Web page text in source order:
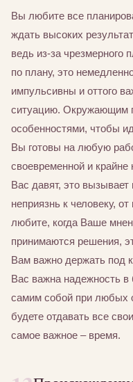
Вы любите все
ждать высоких
ведь из-за чрезмерного
по плану, это
импульсивны и оттого
ситуацию. Окружающим
особенностями, чтобы
Вы готовы на любую
своевременной и
Вас давят, это
неприязнь к человеку,
любите, когда Ваше
принимаются решения,
Вам важно держать под
Вас важна надежность
самим собой при любых
будете отдавать все
самое важное – время.